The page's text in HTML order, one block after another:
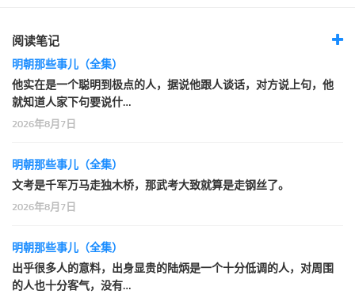
阅读笔记
明朝那些事儿（全集）
他实在是一个聪明到极点的人，据说他跟人谈话，对方说上句，他
就知道人家下句要说什…
2026年8月7日
明朝那些事儿（全集）
文考是千军万马走独木桥，那武考大致就算是走钢丝了。
2026年8月7日
明朝那些事儿（全集）
出乎很多人的意料，出身显贵的陆炳是一个十分低调的人，对周围
的人也十分客气，没有…